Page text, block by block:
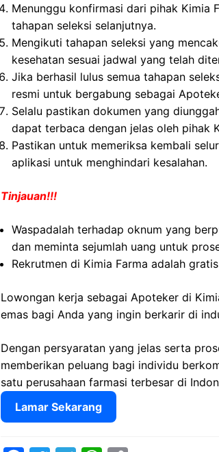
Menunggu konfirmasi dari pihak Kimia
tahapan seleksi selanjutnya.
Mengikuti tahapan seleksi yang
kesehatan sesuai jadwal yang telah
Jika berhasil lulus semua tahapan
resmi untuk bergabung sebagai
Selalu pastikan dokumen yang
dapat terbaca dengan jelas oleh pihak
Pastikan untuk memeriksa kembali
aplikasi untuk menghindari kesalahan.
Tinjauan!!!
Waspadalah terhadap oknum yang
dan meminta sejumlah uang untuk
Rekrutmen di Kimia Farma adalah
Lowongan kerja sebagai Apoteker di
emas bagi Anda yang ingin berkarir di
Dengan persyaratan yang jelas serta
memberikan peluang bagi individu
satu perusahaan farmasi terbesar di
Lamar Sekarang